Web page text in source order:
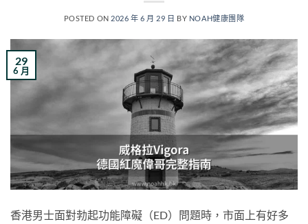
POSTED ON 2026 年 6 月 29 日 BY NOAH健康團隊
29
6 月
香港男士面對勃起功能障礙（ED）問題時，市面上有好多